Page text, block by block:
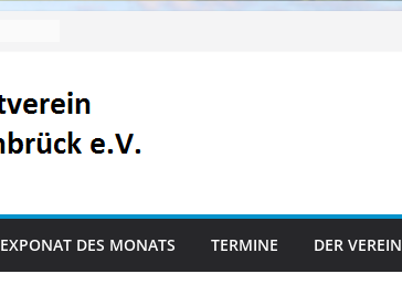
EXPONAT DES MONATS TERMINE DER VEREIN